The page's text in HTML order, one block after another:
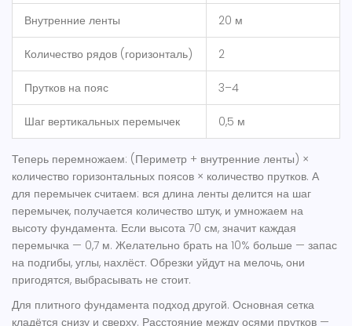
Внутренние ленты 20 м
Количество рядов (горизонталь) 2
Прутков на пояс 3–4
Шаг вертикальных перемычек 0,5 м
Теперь перемножаем: (Периметр + внутренние ленты) ×
количество горизонтальных поясов × количество прутков. А
для перемычек считаем: вся длина ленты делится на шаг
перемычек, получается количество штук, и умножаем на
высоту фундамента. Если высота 70 см, значит каждая
перемычка — 0,7 м. Желательно брать на 10% больше — запас
на подгибы, углы, нахлёст. Обрезки уйдут на мелочь, они
пригодятся, выбрасывать не стоит.
Для плитного фундамента подход другой. Основная сетка
кладётся снизу и сверху. Расстояние между осями прутков —